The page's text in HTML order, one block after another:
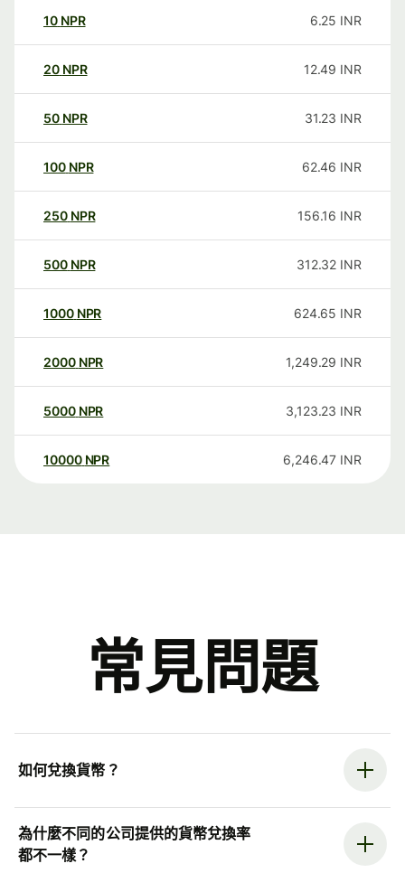
10 NPR 6.25 INR
20 NPR 12.49 INR
50 NPR 31.23 INR
100 NPR 62.46 INR
250 NPR 156.16 INR
500 NPR 312.32 INR
1000 NPR 624.65 INR
2000 NPR 1,249.29 INR
5000 NPR 3,123.23 INR
10000 NPR 6,246.47 INR
常見問題
如何兌換貨幣？
為什麼不同的公司提供的貨幣兌換率
都不一樣？